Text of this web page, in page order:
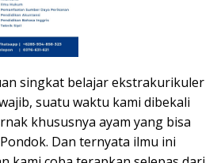
singkat belajar ekstrakurikuler
suatu waktu kami dibekali
khususnya ayam yang bisa
Dan ternyata ilmu ini